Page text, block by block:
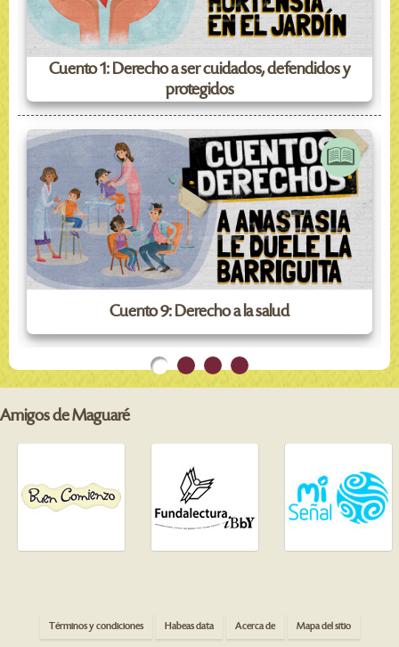
Cuento 1: Derecho a ser cuidados, defendidos y
protegidos
Cuento 9: Derecho a la salud
Amigos de Maguaré
Términos y condiciones Habeas data Acerca de Mapa del sitio